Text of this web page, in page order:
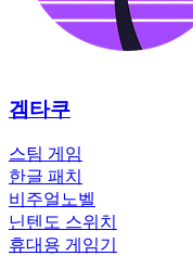
겜타쿠
스팀 게임
한글 패치
비주얼노벨
닌텐도 스위치
휴대용 게임기